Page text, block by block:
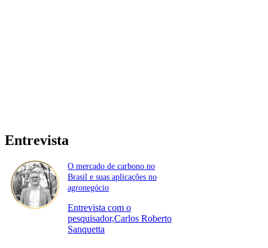
Entrevista
O mercado de carbono no
Brasil e suas aplicações no
agronegócio
Entrevista com o
pesquisador,Carlos Roberto
Sanquetta